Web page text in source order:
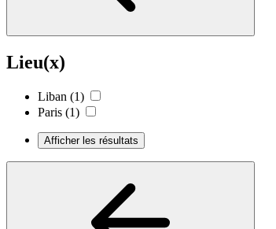
Lieu(x)
Liban (1)
Paris (1)
Afficher les résultats